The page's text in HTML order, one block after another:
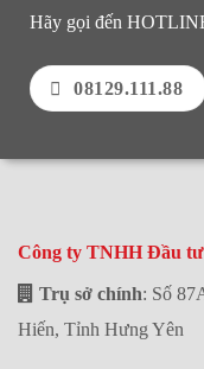
Hãy gọi đến
08129.111.88
Công ty TNHH Đầu
Trụ sở chính: Số
Hiến, Tỉnh Hưng Yên